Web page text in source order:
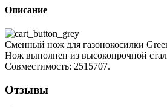
Описание
Сменный нож для газонокосилки
Нож выполнен из высокопрочной
Совместимость: 2515707.
Отзывы